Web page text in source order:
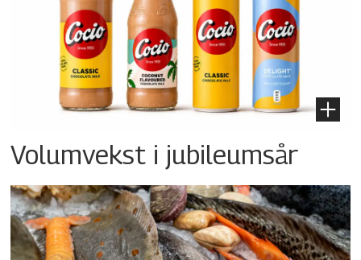
Volumvekst i jubileumsår